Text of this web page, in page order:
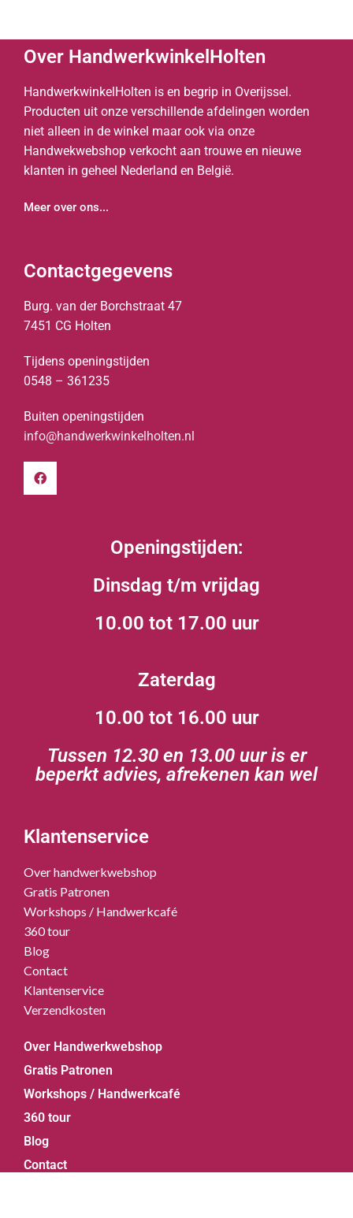
Over HandwerkwinkelHolten
HandwerkwinkelHolten is en begrip in Overijssel.
Producten uit onze verschillende afdelingen worden
niet alleen in de winkel maar ook via onze
Handwekwebshop verkocht aan trouwe en nieuwe
klanten in geheel Nederland en België.
Meer over ons...
Contactgegevens
Burg. van der Borchstraat 47
7451 CG Holten
Tijdens openingstijden
0548 – 361235
Buiten openingstijden
info@handwerkwinkelholten.nl
Openingstijden:
Dinsdag t/m vrijdag
10.00 tot 17.00 uur
Zaterdag
10.00 tot 16.00 uur
Tussen 12.30 en 13.00 uur is er
beperkt advies, afrekenen kan wel
Klantenservice
Over handwerkwebshop
Gratis Patronen
Workshops / Handwerkcafé
360 tour
Blog
Contact
Klantenservice
Verzendkosten
Over Handwerkwebshop
Gratis Patronen
Workshops / Handwerkcafé
360 tour
Blog
Contact